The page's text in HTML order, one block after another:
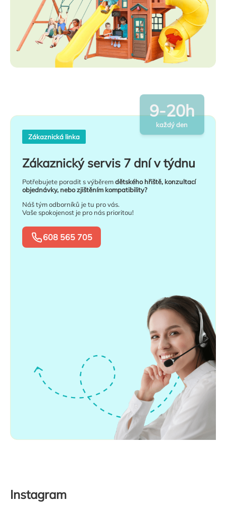
Zákaznická linka
Zákaznický servis 7 dní v týdnu
Potřebujete poradit s výběremdětského hřiště, konzultací
objednávky, nebo zjištěním kompatibility?
Náš tým odborníků je tu pro vás.
Vaše spokojenost je pro nás prioritou!
608 565 705
9-20h
každý den
Instagram